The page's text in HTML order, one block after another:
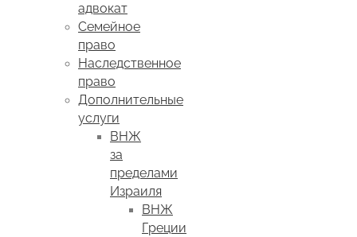
адвокат
Семейное
право
Наследственное
право
Дополнительные
услуги
ВНЖ
за
пределами
Израиля
ВНЖ
Греции